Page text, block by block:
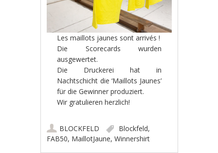
Les maillots jaunes sont arrivés !
Die Scorecards wurden
ausgewertet.
Die Druckerei hat in
Nachtschicht die ‘Maillots Jaunes’
für die Gewinner produziert.
Wir gratulieren herzlich!
BLOCKFELD Blockfeld,
FAB50, MaillotJaune,Winnershirt